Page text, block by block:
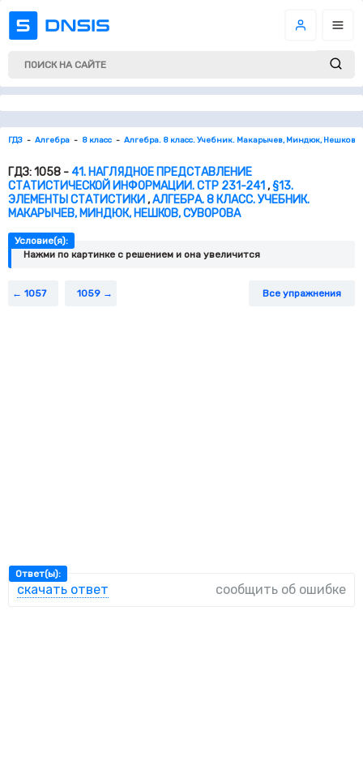
ГДЗ Алгебра 8 класс Алгебра. 8 класс. Учебник. Макарычев, Миндюк, Нешков,
ГДЗ: 1058 - 41. НАГЛЯДНОЕ ПРЕДСТАВЛЕНИЕ
СТАТИСТИЧЕСКОЙ ИНФОРМАЦИИ. СТР 231-241,§13.
ЭЛЕМЕНТЫ СТАТИСТИКИ,АЛГЕБРА. 8 КЛАСС. УЧЕБНИК.
МАКАРЫЧЕВ, МИНДЮК, НЕШКОВ, СУВОРОВА
Условие(я):
Нажми по картинке c решением и она увеличится
1057 1059 Все упражнения
Ответ(ы):
скачать ответ сообщить об ошибке